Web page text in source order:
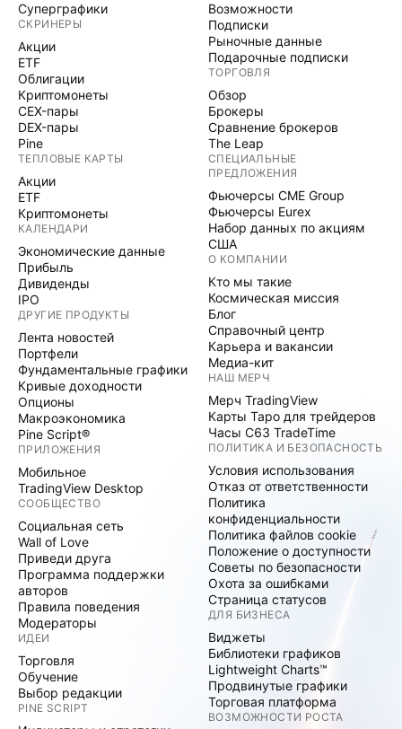
Суперграфики
СКРИНЕРЫ
Акции
ETF
Облигации
Криптомонеты
CEX-пары
DEX-пары
Pine
ТЕПЛОВЫЕ КАРТЫ
Акции
ETF
Криптомонеты
КАЛЕНДАРИ
Экономические данные
Прибыль
Дивиденды
IPO
ДРУГИЕ ПРОДУКТЫ
Лента новостей
Портфели
Фундаментальные графики
Кривые доходности
Опционы
Макроэкономика
Pine Script®
ПРИЛОЖЕНИЯ
Мобильное
TradingView Desktop
СООБЩЕСТВО
Социальная сеть
Wall of Love
Приведи друга
Программа поддержки
авторов
Правила поведения
Модераторы
ИДЕИ
Торговля
Обучение
Выбор редакции
PINE SCRIPT
Возможности
Подписки
Рыночные данные
Подарочные подписки
ТОРГОВЛЯ
Обзор
Брокеры
Сравнение брокеров
The Leap
СПЕЦИАЛЬНЫЕ
ПРЕДЛОЖЕНИЯ
Фьючерсы CME Group
Фьючерсы Eurex
Набор данных по акциям
США
О КОМПАНИИ
Кто мы такие
Космическая миссия
Блог
Справочный центр
Карьера и вакансии
Медиа-кит
НАШ МЕРЧ
Мерч TradingView
Карты Таро для трейдеров
Часы C63 TradeTime
ПОЛИТИКА И БЕЗОПАСНОСТЬ
Условия использования
Отказ от ответственности
Политика
конфиденциальности
Политика файлов cookie
Положение о доступности
Советы по безопасности
Охота за ошибками
Страница статусов
ДЛЯ БИЗНЕСА
Виджеты
Библиотеки графиков
Lightweight Charts™
Продвинутые графики
Торговая платформа
ВОЗМОЖНОСТИ РОСТА